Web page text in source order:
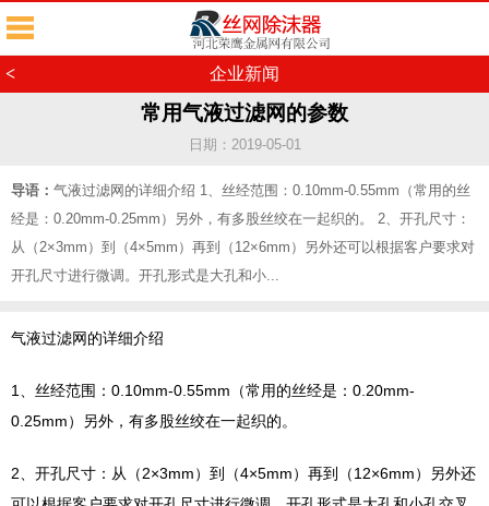
< 企业新闻
常用气液过滤网的参数
日期：2019-05-01
导语： 气液过滤网的详细介绍 1、丝经范围：0.10mm-0.55mm（常用的丝
经是：0.20mm-0.25mm）另外，有多股丝绞在一起织的。 2、开孔尺寸：
从（2×3mm）到（4×5mm）再到（12×6mm）另外还可以根据客户要求对
开孔尺寸进行微调。开孔形式是大孔和小...
气液过滤网的详细介绍
1、丝经范围：0.10mm-0.55mm（常用的丝经是：0.20mm-
0.25mm）另外，有多股丝绞在一起织的。
2、开孔尺寸：从（2×3mm）到（4×5mm）再到（12×6mm）另外还